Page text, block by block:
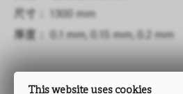
尺寸： 1300 mm
厚度： 0.1 mm, 0.15 mm, 0.2 mm
This website uses cookies